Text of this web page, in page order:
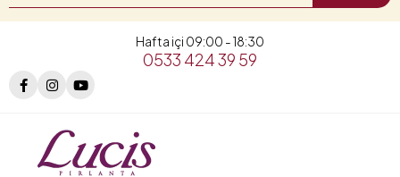
Hafta içi 09:00 - 18:30
0533 424 39 59